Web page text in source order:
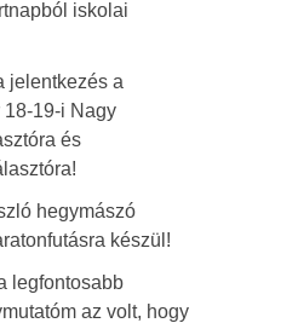
iskolai
jelentkezés a
18-19-i Nagy
és
hegymászó
készül!
legfontosabb
az volt, hogy